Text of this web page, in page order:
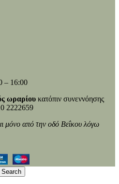
– 16:00
ωραρίου κατόπιν συνεννόησης
2222659
μόνο από την οδό Βεΐκου λόγω
Search